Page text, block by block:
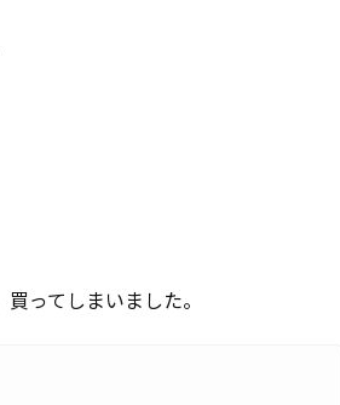
ってしまいました。